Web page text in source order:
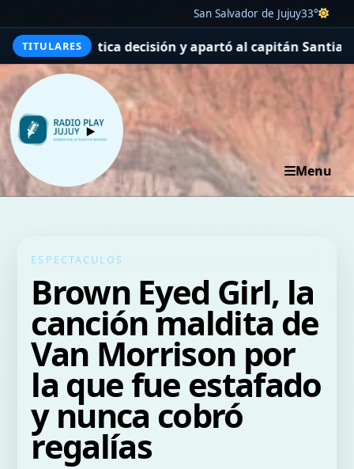
San Salvador de Jujuy33°
TITULARESy apartó al capitán Santiago Sosa del plantel
Menu
ESPECTACULOS
Brown Eyed Girl, la
canción maldita de
Van Morrison por
la que fue estafado
y nunca cobró
regalías